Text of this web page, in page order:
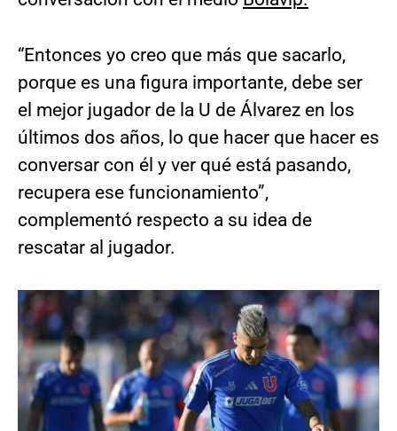
“Entonces yo creo que más que sacarlo,
porque es una figura importante, debe ser
el mejor jugador de la U de Álvarez en los
últimos dos años, lo que hacer que hacer es
conversar con él y ver qué está pasando,
recupera ese funcionamiento”,
complementó respecto a su idea de
rescatar al jugador.